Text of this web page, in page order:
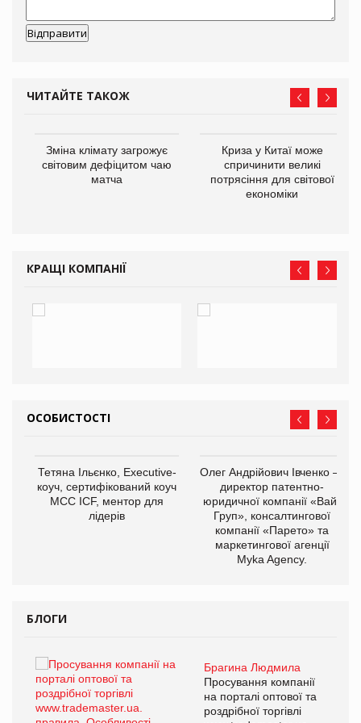
ЧИТАЙТЕ ТАКОЖ
Зміна клімату загрожує
світовим дефіцитом чаю
матча
Криза у Китаї може
спричинити великі
потрясіння для світової
економіки
КРАЩІ КОМПАНІЇ
ОСОБИСТОСТІ
Тетяна Ільєнко, Executive-
коуч, сертифікований коуч
МСС ICF, ментор для
лідерів
Олег Андрійович Івченко —
директор патентно-
юридичної компанії «Вайз
Груп», консалтингової
компанії «Парето» та
маркетингової агенції
Myka Agency.
БЛОГИ
Брагина Людмила
Просування компанії
на порталі оптової та
роздрібної торгівлі